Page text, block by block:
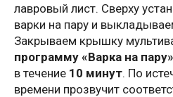
лавровый лист. Сверху
варки на пару и
Закрываем крышку
программу «Варка на пару»
в течение 10 минут. По
времени прозвучит